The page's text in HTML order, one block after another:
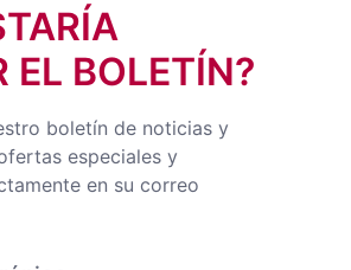
EL BOLETÍN?
boletín de noticias y
especiales y
en su correo